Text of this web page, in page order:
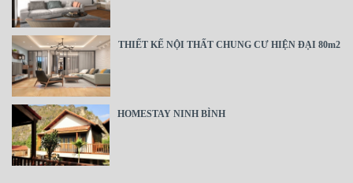
THIẾT KẾ NỘI THẤT CHUNG CƯ HIỆN ĐẠI 80m2
HOMESTAY NINH BÌNH